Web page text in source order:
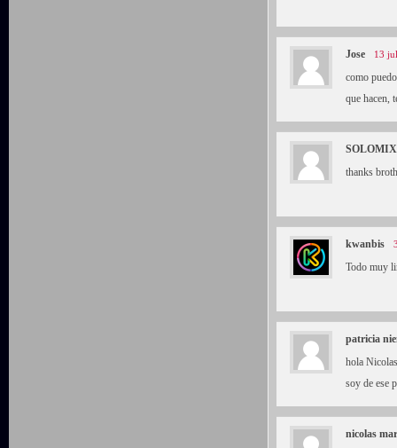
Jose 13
como
que hacen,
SOLOMIX
thanks
kwanbis
Todo muy
patricia
hola
soy de ese
nicolas